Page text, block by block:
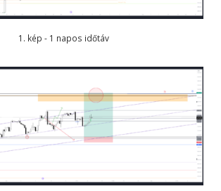
1. kép - 1 napos időtáv